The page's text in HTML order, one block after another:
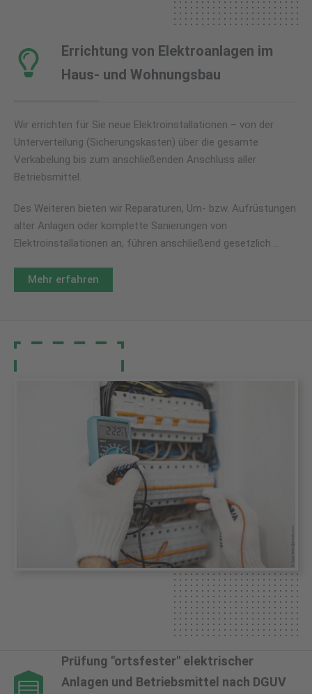
Errichtung von Elektroanlagen im
Haus- und Wohnungsbau
Wir errichten für Sie neue Elektroinstallationen – von der
Unterverteilung (Sicherungskasten) über die gesamte
Verkabelung bis zum anschließenden Anschluss aller
Betriebsmittel.
Des Weiteren bieten wir Reparaturen, Um- bzw. Aufrüstungen
alter Anlagen oder komplette Sanierungen von
Elektroinstallationen an, führen anschließend gesetzlich …
Mehr erfahren
Prüfung "ortsfester" elektrischer
Anlagen und Betriebsmittel nach DGUV